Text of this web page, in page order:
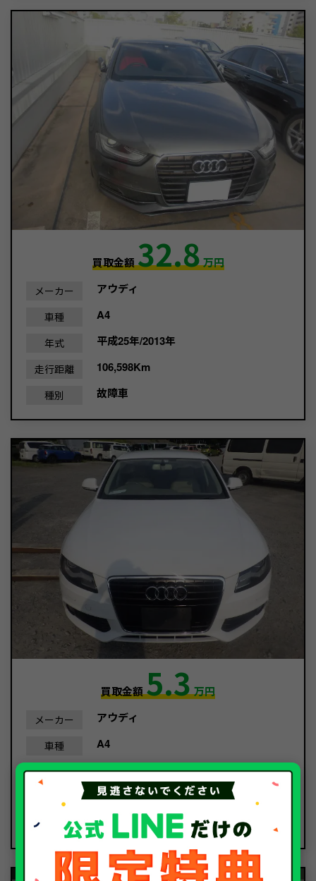
買取金額32.8万円
メーカー アウディ
車種 A4
年式 平成25年/2013年
走行距離 106,598Km
種別 故障車
買取金額5.3万円
メーカー アウディ
車種 A4
年式 平成20年/2008年
149,163Km
故障車